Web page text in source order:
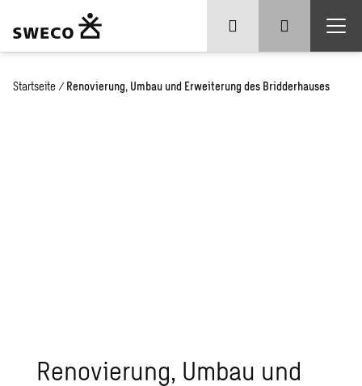
Startseite / Renovierung, Umbau und Erweiterung des Bridderhauses
Renovierung, Umbau und